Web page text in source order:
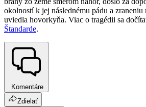
okolností k jej následnému pádu a zraneniu
uviedla hovorkyňa. Viac o tragédii sa
Štandarde.
Komentáre
Zdielať